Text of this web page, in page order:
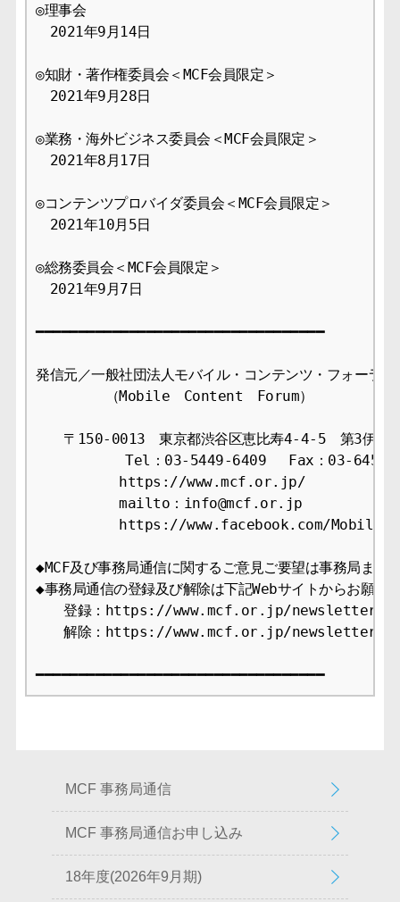
◎理事会
2021年9月14日
◎知財・著作権委員会＜MCF会員限定＞
2021年9月28日
◎業務・海外ビジネス委員会＜MCF会員限定＞
2021年8月17日
◎コンテンツプロバイダ委員会＜MCF会員限定＞
2021年10月5日
◎総務委員会＜MCF会員限定＞
2021年9月7日
━━━━━━━━━━━━━━━━━━━━━━━━━━━━━━━━━━
発信元／一般社団法人モバイル・コンテンツ・フォーラム
（Mobile　Content　Forum）
〒150-0013　東京都渋谷区恵比寿4-4-5　第3伊藤
Tel：03-5449-6409　 Fax：03-6456-
https://www.mcf.or.jp/
mailto：info@mcf.or.jp
https://www.facebook.com/
◆MCF及び事務局通信に関するご意見ご要望は事務局まで
◆事務局通信の登録及び解除は下記Webサイトからお願い
登録：https://www.mcf.or.jp/newsletter/
解除：https://www.mcf.or.jp/newsletter/
MCF 事務局通信
MCF 事務局通信お申し込み
18年度(2026年9月期)